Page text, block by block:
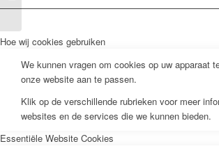
– Ceramic – 7,5 cm
Hoe wij cookies gebruiken
We kunnen vragen om cookies op uw apparaat
onze website aan te passen.
Klik op de verschillende rubrieken voor meer
websites en de services die we kunnen bieden.
Essentiële Website Cookies